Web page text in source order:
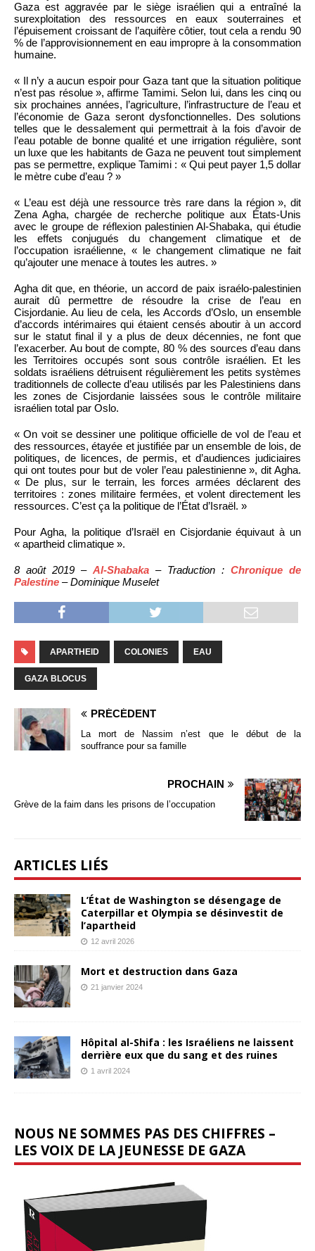
Gaza est aggravée par le siège israélien qui a entraîné la
surexploitation des ressources en eaux souterraines et
l’épuisement croissant de l’aquifère côtier, tout cela a rendu 90
% de l’approvisionnement en eau impropre à la consommation
humaine.
« Il n’y a aucun espoir pour Gaza tant que la situation politique
n’est pas résolue », affirme Tamimi. Selon lui, dans les cinq ou
six prochaines années, l’agriculture, l’infrastructure de l’eau et
l’économie de Gaza seront dysfonctionnelles. Des solutions
telles que le dessalement qui permettrait à la fois d’avoir de
l’eau potable de bonne qualité et une irrigation régulière, sont
un luxe que les habitants de Gaza ne peuvent tout simplement
pas se permettre, explique Tamimi : « Qui peut payer 1,5 dollar
le mètre cube d’eau ? »
« L’eau est déjà une ressource très rare dans la région », dit
Zena Agha, chargée de recherche politique aux États-Unis
avec le groupe de réflexion palestinien Al-Shabaka, qui étudie
les effets conjugués du changement climatique et de
l’occupation israélienne, « le changement climatique ne fait
qu’ajouter une menace à toutes les autres. »
Agha dit que, en théorie, un accord de paix israélo-palestinien
aurait dû permettre de résoudre la crise de l’eau en
Cisjordanie. Au lieu de cela, les Accords d’Oslo, un ensemble
d’accords intérimaires qui étaient censés aboutir à un accord
sur le statut final il y a plus de deux décennies, ne font que
l’exacerber. Au bout de compte, 80 % des sources d’eau dans
les Territoires occupés sont sous contrôle israélien. Et les
soldats israéliens détruisent régulièrement les petits systèmes
traditionnels de collecte d’eau utilisés par les Palestiniens dans
les zones de Cisjordanie laissées sous le contrôle militaire
israélien total par Oslo.
« On voit se dessiner une politique officielle de vol de l’eau et
des ressources, étayée et justifiée par un ensemble de lois, de
politiques, de licences, de permis, et d’audiences judiciaires
qui ont toutes pour but de voler l’eau palestinienne », dit Agha.
« De plus, sur le terrain, les forces armées déclarent des
territoires : zones militaire fermées, et volent directement les
ressources. C’est ça la politique de l’État d’Israël. »
Pour Agha, la politique d’Israël en Cisjordanie équivaut à un
« apartheid climatique ».
8 août 2019 – Al-Shabaka – Traduction : Chronique de
Palestine – Dominique Muselet
APARTHEID COLONIES EAU
GAZA BLOCUS
PRÉCÉDENT
La mort de Nassim n’est que le début de la
souffrance pour sa famille
PROCHAIN
Grève de la faim dans les prisons de l’occupation
ARTICLES LIÉS
L’État de Washington se désengage de
Caterpillar et Olympia se désinvestit de
l’apartheid
12 avril 2026
Mort et destruction dans Gaza
21 janvier 2024
Hôpital al-Shifa : les Israéliens ne laissent
derrière eux que du sang et des ruines
1 avril 2024
NOUS NE SOMMES PAS DES CHIFFRES –
LES VOIX DE LA JEUNESSE DE GAZA